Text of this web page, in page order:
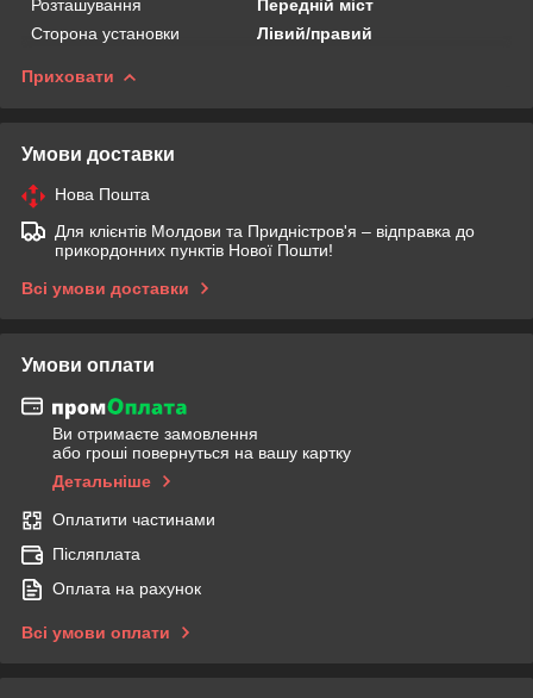
Розташування
Передній міст
Сторона установки
Лівий/правий
Приховати
Умови доставки
Нова Пошта
Для клієнтів Молдови та Придністров'я – відправка до
прикордонних пунктів Нової Пошти!
Всі умови доставки
Умови оплати
Ви отримаєте замовлення
або гроші повернуться на вашу картку
Детальніше
Оплатити частинами
Післяплата
Оплата на рахунок
Всі умови оплати